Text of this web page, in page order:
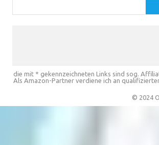
die mit * gekennzeichneten Links sind sog.
Als Amazon-Partner verdiene ich an
© 2024